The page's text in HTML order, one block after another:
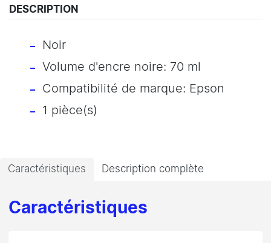
DESCRIPTION
Noir
Volume d'encre noire: 70 ml
Compatibilité de marque: Epson
1 pièce(s)
Caractéristiques Description complète
Caractéristiques